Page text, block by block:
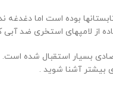
بوده است اما دغدغه
از لامپ­های استخری ضد آبی
بسیار استقبال شده
بیشتر آشنا شوید .